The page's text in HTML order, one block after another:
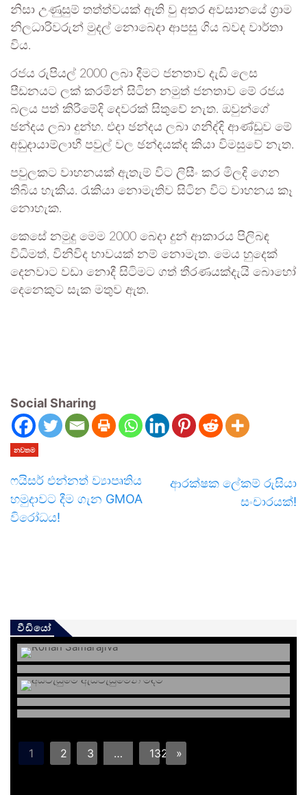
නිසා උණුසුම් තත්ත්වයක් ඇති වු අතර අවසානයේ ග්‍රාම
නිලධාරිවරුන් මුදල් නොබෙදා ආපසු ගිය බවද වාර්තා
විය.
රජය රුපියල් 2000 ලබා දීමට ජනතාව දැඩි ලෙස
පීඩනයට ලක් කරමින් සිටින නමුත් ජනතාව මේ රජය
බලය පත් කිරීමේදි දෙවරක් සිතුවේ නැත. ඔවුන්ගේ
ඡන්දය ලබා දුන්හ. එදා ඡන්දය ලබා ගනිද්දි ආණ්ඩුව මේ
අඩුදායාම්ලාභී පවුල් වල ඡන්දයක්ද කියා විමසුවේ නැත.
පවුලකට වාහනයක් ඇතැම් විට ලිසීං කර මිලදි ගෙන
තිබිය හැකිය. රැකියා නොමැතිව සිටින විට වාහනය කෑ
නොහැක.
කෙසේ නමුදු මෙම 2000 බෙදා දුන් ආකාරය පිලිබඳ
විධිමත්, විනිවිද භාවයක් නම් නොමැත. මෙය හුදෙක්
දෙනවාට වඩා නොදී සිටිමට ගත් තීරණයක්දැයි බොහෝ
දෙනෙකුට සැක මතුව ඇත.
Social Sharing
නවතම
ෆයිසර් එන්නත් ව්‍යාපෘතිය
හමුදාවට දීම ගැන GMOA
විරෝධය!
ආරක්ෂක ලේකම් රුසියා
සංචාරයක්!
වීඩියෝ
1 2 3 … 132 »